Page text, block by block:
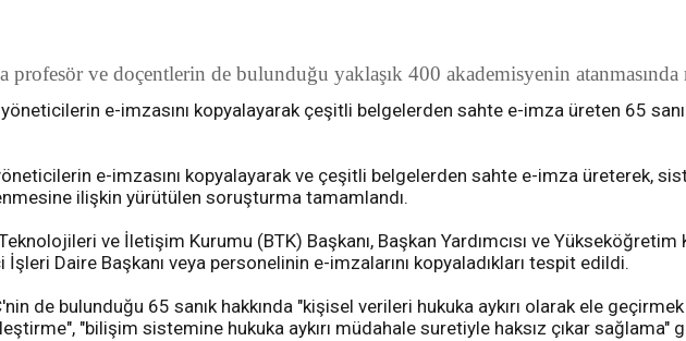
profesör ve doçentlerin de bulunduğu yaklaşık 400 akademisyenin
e-imzasını kopyalayarak çeşitli belgelerden sahte e-imza üreten 65
e-imzasını kopyalayarak ve çeşitli belgelerden sahte e-imza üreterek,
ilişkin yürütülen soruşturma tamamlandı.
ve İletişim Kurumu (BTK) Başkanı, Başkan Yardımcısı ve Yükseköğretim
Daire Başkanı veya personelinin e-imzalarını kopyaladıkları tespit edildi.
de bulunduğu 65 sanık hakkında "kişisel verileri hukuka aykırı olarak ele
"bilişim sistemine hukuka aykırı müdahale suretiyle haksız çıkar sağlama"